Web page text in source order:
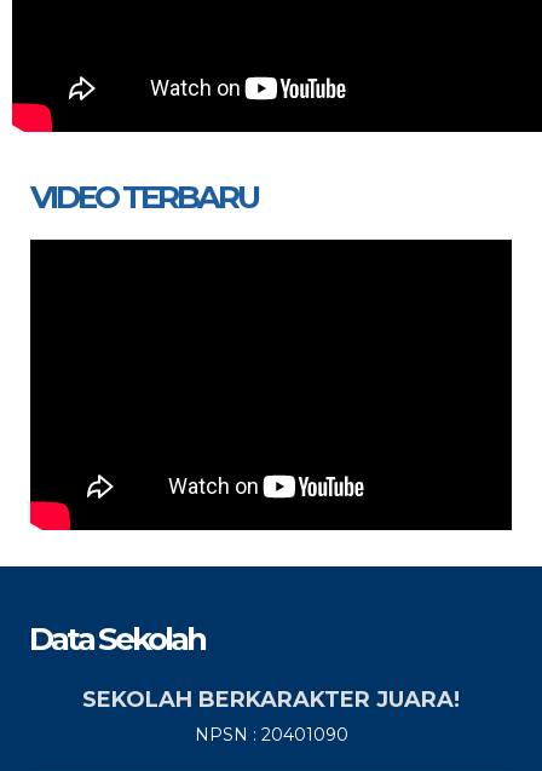
VIDEO TERBARU
Data Sekolah
SEKOLAH BERKARAKTER JUARA!
NPSN : 20401090